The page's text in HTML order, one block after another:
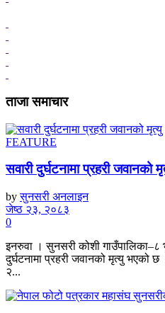
ताजा समाचार
FEATURE
सवारी दुर्घटनामा प्रहरी जवानको
by सुनसरी अनलाइन
जेष्ठ २३, २०८३
0
इनरुवा । सुनसरी कोशी गाउँपालिका–८
दुर्घटनामा प्रहरी जवानको मृत्यु भएको
२...